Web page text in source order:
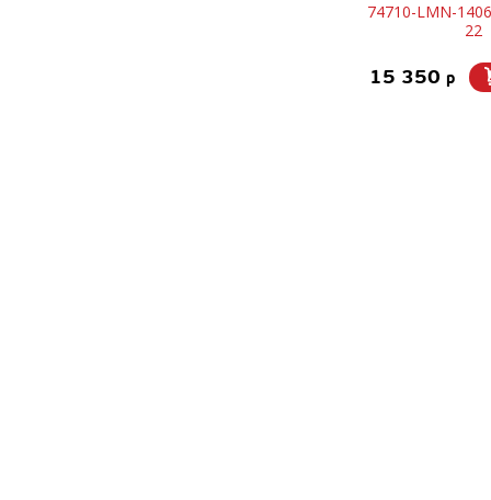
74710-LMN-
22
15 350 p